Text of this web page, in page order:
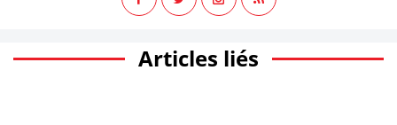
Articles liés